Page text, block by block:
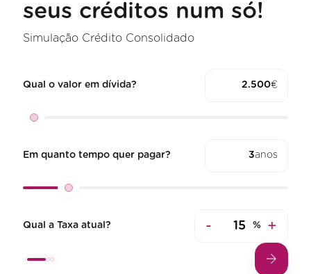
seus créditos num só!
Simulação Crédito Consolidado
Qual o valor em dívida? €
Em quanto tempo quer pagar? anos
Qual a Taxa atual? - % +